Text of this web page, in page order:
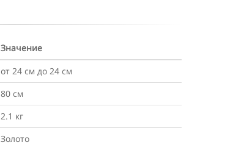
Значение
от 24 см до 24 см
80 см
2.1 кг
Золото